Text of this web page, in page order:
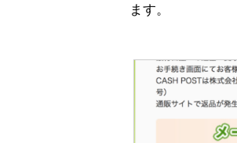
ます。